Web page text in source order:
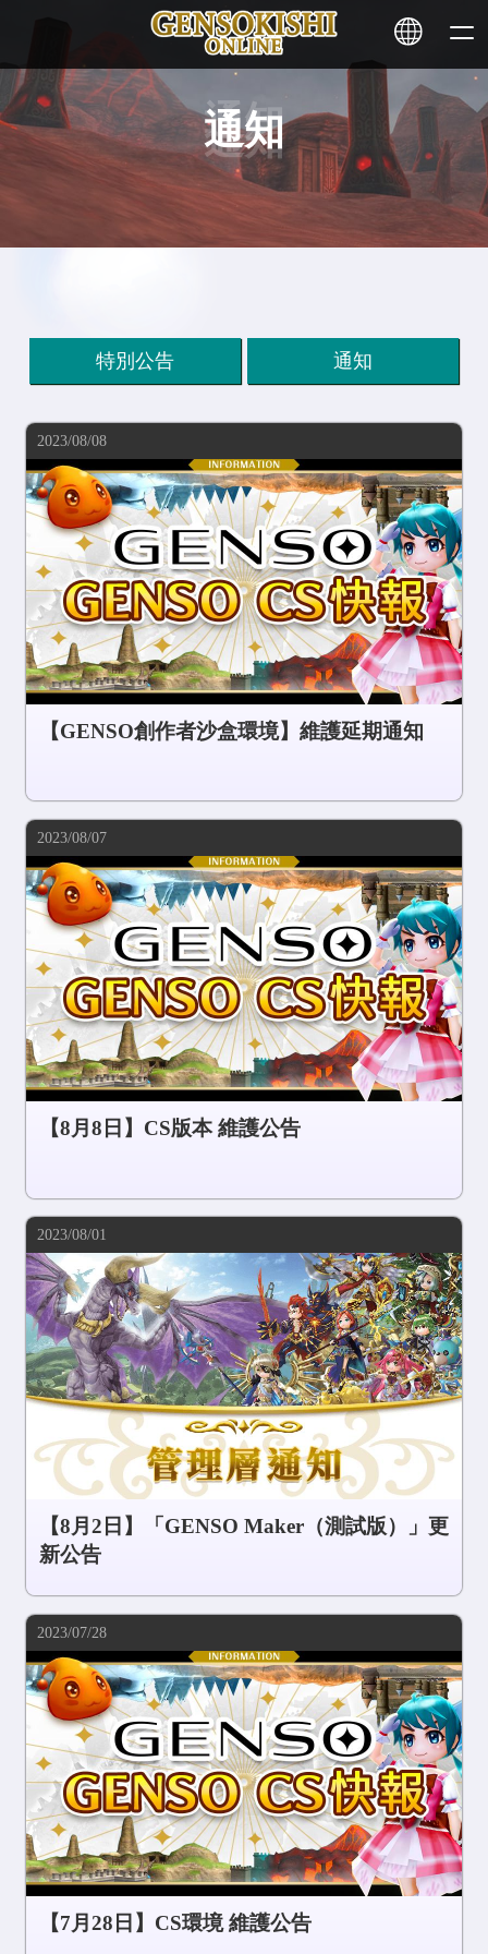
NEWS
STAKING
Learn More
CONTACT
COMMUNITY
AGREEMENT&LICENCE
通知
特別公告 通知
2023/08/08
【GENSO創作者沙盒環境】維護延期通知
2023/08/07
【8月8日】CS版本 維護公告
2023/08/01
【8月2日】「GENSO Maker（測試版）」更
新公告
2023/07/28
【7月28日】CS環境 維護公告